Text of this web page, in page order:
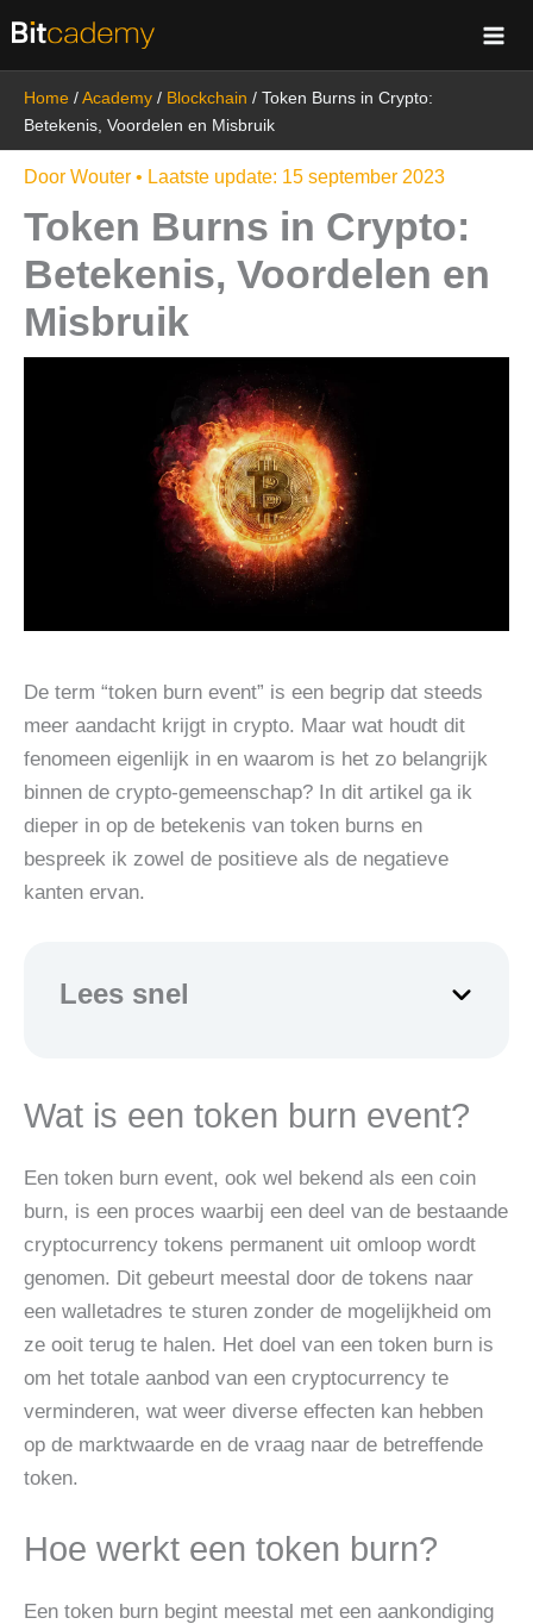
naar
inhoud
Home /Academy / Blockchain / Token Burns in Crypto:
Betekenis, Voordelen en Misbruik
Door Wouter • Laatste update: 15 september 2023
Token Burns in Crypto:
Betekenis, Voordelen en
Misbruik
De term “token burn event” is een begrip dat steeds
meer aandacht krijgt in crypto. Maar wat houdt dit
fenomeen eigenlijk in en waarom is het zo belangrijk
binnen de crypto-gemeenschap? In dit artikel ga ik
dieper in op de betekenis van token burns en
bespreek ik zowel de positieve als de negatieve
kanten ervan.
Lees snel
Wat is een token burn event?
Een token burn event, ook wel bekend als een coin
burn, is een proces waarbij een deel van de bestaande
cryptocurrency tokens permanent uit omloop wordt
genomen. Dit gebeurt meestal door de tokens naar
een walletadres te sturen zonder de mogelijkheid om
ze ooit terug te halen. Het doel van een token burn is
om het totale aanbod van een cryptocurrency te
verminderen, wat weer diverse effecten kan hebben
op de marktwaarde en de vraag naar de betreffende
token.
Hoe werkt een token burn?
Een token burn begint meestal met een aankondiging